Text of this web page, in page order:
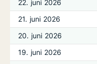
22. juni 2026
21. juni 2026
20. juni 2026
19. juni 2026